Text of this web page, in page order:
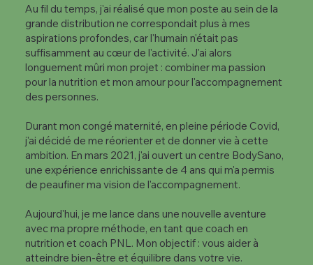
Au fil du temps, j'ai réalisé que mon poste au sein de la
grande distribution ne correspondait plus à mes
aspirations profondes, car l'humain n'était pas
suffisamment au cœur de l'activité. J'ai alors
longuement mûri mon projet : combiner ma passion
pour la nutrition et mon amour pour l'accompagnement
des personnes.
Durant mon congé maternité, en pleine période Covid,
j'ai décidé de me réorienter et de donner vie à cette
ambition. En mars 2021, j'ai ouvert un centre BodySano,
une expérience enrichissante de 4 ans qui m'a permis
de peaufiner ma vision de l'accompagnement.
Aujourd'hui, je me lance dans une nouvelle aventure
avec ma propre méthode, en tant que coach en
nutrition et coach PNL. Mon objectif : vous aider à
atteindre bien-être et équilibre dans votre vie.